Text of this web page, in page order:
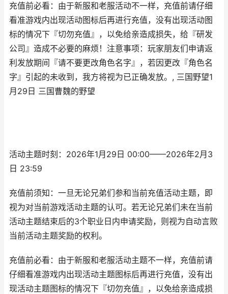
充值前必看：由于新服和老服活动不一样，充值前请仔细
看准游戏内出现活动图标后再进行充值，没有出现活动图
标的情况下『切勿充值』，以免给亲造成损失，给『研发
公司』造成不必要的麻烦！注意事项：玩家朋友们申请返
利发放期间『请不要更改角色名字』，若因更改『角色名
字』引起的未收到，我方将视为已正确发放。, 三国野望1
月29日 三国曹魏的野望
活动主题时刻：2026年1月29日 00:00——2026年2月3
日 23:59
充值前须知：一旦无论兄弟们参和当前充值活动主题，即
视为对当前游戏活动主题的认可。若无论兄弟们未在当前
活动主题结束后的3个职业日内申请奖励，则视为自动言败
当前活动主题奖励的权利。
充值前必看：由于新服和老服活动主题不一样，充值前请
仔细看准游戏内出现活动主题图标后再进行充值，没有出
现活动主题图标的情况下『切勿充值』，以免给亲造成损